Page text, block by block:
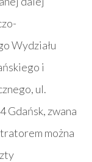
Wydziału
i
ul.
Gdańsk, zwana
można